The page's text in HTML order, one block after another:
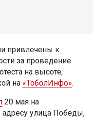
привлечены к
за проведение
на высоте,
на «ТоболИнфо».
20 мая на
улица Победы,